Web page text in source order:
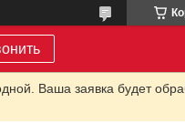
Ваша заявка будет